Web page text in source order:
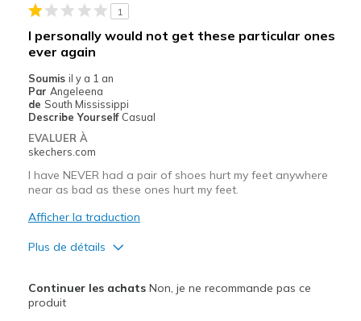
Casual Wear
Going Out
Travel
Width
Feels true to width
Sizing
View On Shoes
1
I personally would not get these particular ones
ever again
Soumis il y a 1 an
Par Angeleena
de South Mississippi
Describe Yourself Casual
EVALUER À
skechers.com
I have NEVER had a pair of shoes hurt my feet anywhere
near as bad as these ones hurt my feet.
Afficher la traduction
Plus de détails
Attractive Design
Continuer les achatsNon, je ne recommande pas ce
produit